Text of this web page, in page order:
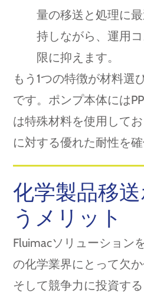
量の移送と処理に
持しながら、運用
限に抑えます。
もう1つの特徴が材料選
です。ポンプ本体には
は特殊材料を使用して
に対する優れた耐性を確
化学製品移
うメリット
Fluimacソリューション
の化学業界にとって欠か
そして競争力に投資す